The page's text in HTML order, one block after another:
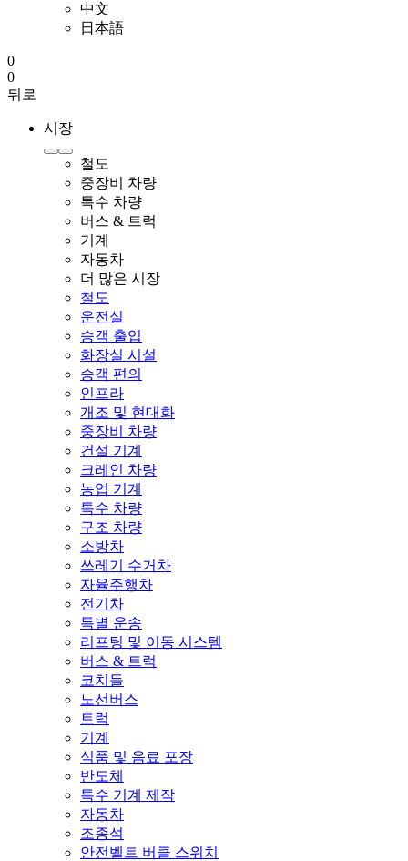
中文
日本語
0
0
뒤로
시장
철도
중장비 차량
특수 차량
버스 & 트럭
기계
자동차
더 많은 시장
철도
운전실
승객 출입
화장실 시설
승객 편의
인프라
개조 및 현대화
중장비 차량
건설 기계
크레인 차량
농업 기계
특수 차량
구조 차량
소방차
쓰레기 수거차
자율주행차
전기차
특별 운송
리프팅 및 이동 시스템
버스 & 트럭
코치들
노선버스
트럭
기계
식품 및 음료 포장
반도체
특수 기계 제작
자동차
조종석
안전벨트 버클 스위치